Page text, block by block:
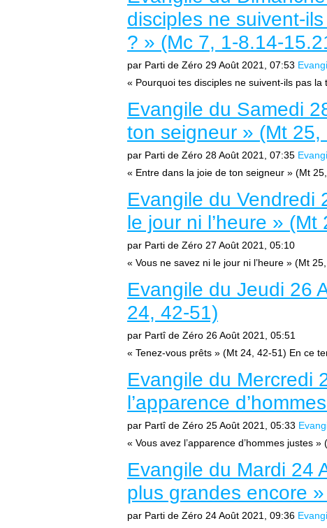
disciples ne suivent-
? » (Mc 7, 1-8.14-
par Parti de Zéro 29 Août 2021, 07:53
« Pourquoi tes disciples ne suivent-ils pas la
Evangile du Samedi
ton seigneur » (Mt 25,
par Parti de Zéro 28 Août 2021, 07:35
« Entre dans la joie de ton seigneur » (Mt
Evangile du Vendredi
le jour ni l’heure » (Mt
par Parti de Zéro 27 Août 2021, 05:10
« Vous ne savez ni le jour ni l’heure » (Mt
Evangile du Jeudi 26
24, 42-51)
par Partî de Zéro 26 Août 2021, 05:51
« Tenez-vous prêts » (Mt 24, 42-51) En ce
Evangile du Mercredi
l’apparence
par Partî de Zéro 25 Août 2021, 05:33
« Vous avez l’apparence d’hommes justes
Evangile du Mardi 24
plus grandes encore
par Parti de Zéro 24 Août 2021, 09:36